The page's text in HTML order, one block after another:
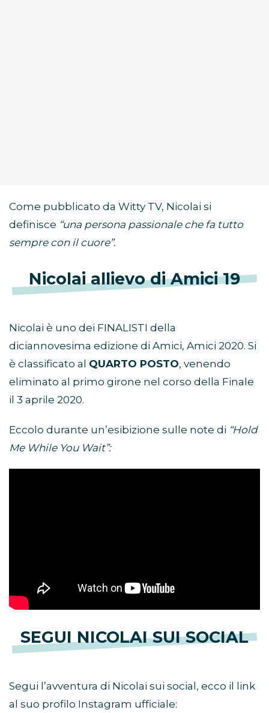
Come pubblicato da Witty TV, Nicolai si
definisce “una persona passionale che fa tutto
sempre con il cuore”.
Nicolai allievo di Amici 19
Nicolai è uno dei FINALISTI della
diciannovesima edizione di Amici, Amici 2020. Si
è classificato al QUARTO POSTO, venendo
eliminato al primo girone nel corso della Finale
il 3 aprile 2020.
Eccolo durante un’esibizione sulle note di “Hold
Me While You Wait”:
SEGUI NICOLAI SUI SOCIAL
Segui l’avventura di Nicolai sui social, ecco il link
al suo profilo Instagram ufficiale: